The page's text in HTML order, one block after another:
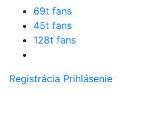
69t fans
45t fans
128t fans
Registrácia Prihlásenie